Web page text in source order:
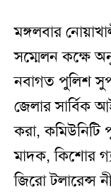
মঙ্গলবার
সম্মেলন কক্ষে
নবাগত পুলিশ
জেলার সার্বিক
করা, কমিউনিটি
মাদক, কিশোর
জিরো টলারেন্স